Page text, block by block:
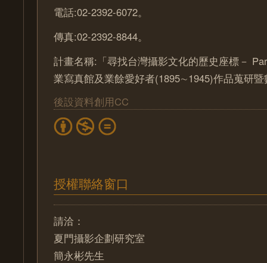
電話:02-2392-6072。
傳真:02-2392-8844。
計畫名稱:「尋找台灣攝影文化的歷史座標－
業寫真館及業餘愛好者(1895∼1945)作品蒐研
後設資料創用CC
授權聯絡窗口
請洽：
夏門攝影企劃研究室
簡永彬先生